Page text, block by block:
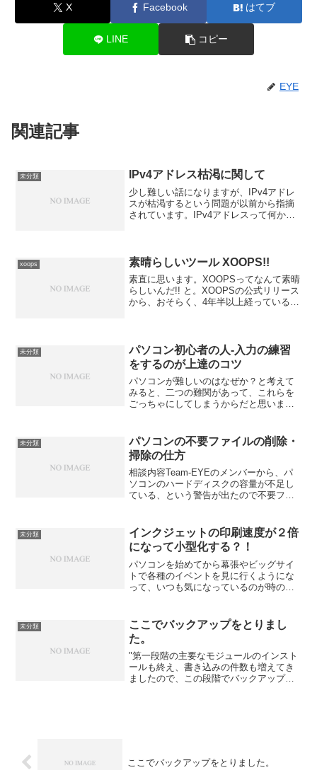
X Facebook はてブ
LINE コピー
EYE
関連記事
未分類 IPv4アドレス枯渇に関して
少し難しい話になりますが、IPv4アドレ
スが枯渇するという問題が以前から指摘
されています。IPv4アドレスって何か？
いうものがあり...
xoops 素晴らしいツール XOOPS!!
素直に思います。XOOPSってなんて素晴
らしいんだ!! と。XOOPSの公式リリース
から、おそらく、4年半以上経っていると
当...
未分類
パソコン初心者の人-入力の練習
をするのが上達のコツ
パソコンが難しいのはなぜか？と考えて
みると、二つの難関があって、これらを
ごっちゃにしてしまうからだと思いま
のだと思いますが、これらは分けて考え
るのがいいと思います。
未分類
パソコンの不要ファイルの削除・
掃除の仕方
相談内容Team-EYEのメンバーから、パ
ソコンのハードディスクの容量が不足し
ている、という警告が出たので不要ファ
相談を受けました。そこで、私が使って
いるソフトを紹介して...
未分類
インクジェットの印刷速度が２倍
になって小型化する？！
パソコンを始めてから幕張やビッグサイ
トで各種のイベントを見に行くようにな
って、いつも気になっているのが時のイ
もプリンターを並べて、同時に印刷をし
て、綺麗さと速度を見せる...
未分類
ここでバックアップをとりまし
た。
"第一段階の主要なモジュールのインスト
ールも終え、書き込みの件数も増えてき
ましたので、この段階でバックアップを
ここでバックアップをとりました。